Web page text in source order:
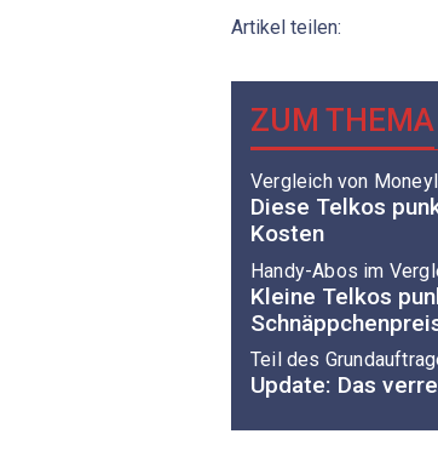
Artikel teilen:
ZUM THEMA
Vergleich von
Diese Telkos
Kosten
Handy-Abos im
Kleine Telkos
Teil des
Update: Das